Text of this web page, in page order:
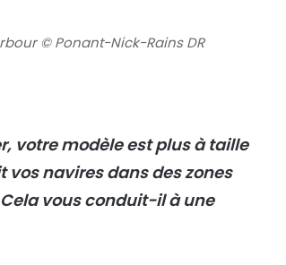
© Ponant-Nick-Rains DR
votre modèle est plus à taille
navires dans des zones
vous conduit-il à une